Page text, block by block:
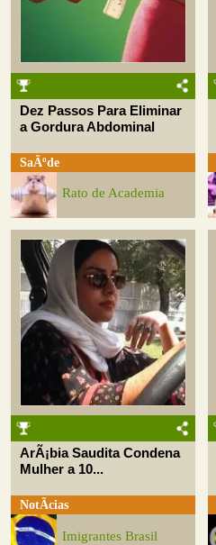
Dez Passos Para Eliminar
a Gordura Abdominal
SaÃºde
Rato de Academia
ArÃ¡bia Saudita Condena
Mulher a 10...
NotÃ­cias
Imigrantes Brasil